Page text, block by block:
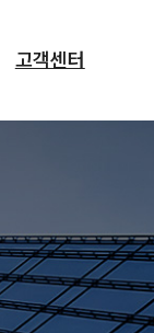
고객센터